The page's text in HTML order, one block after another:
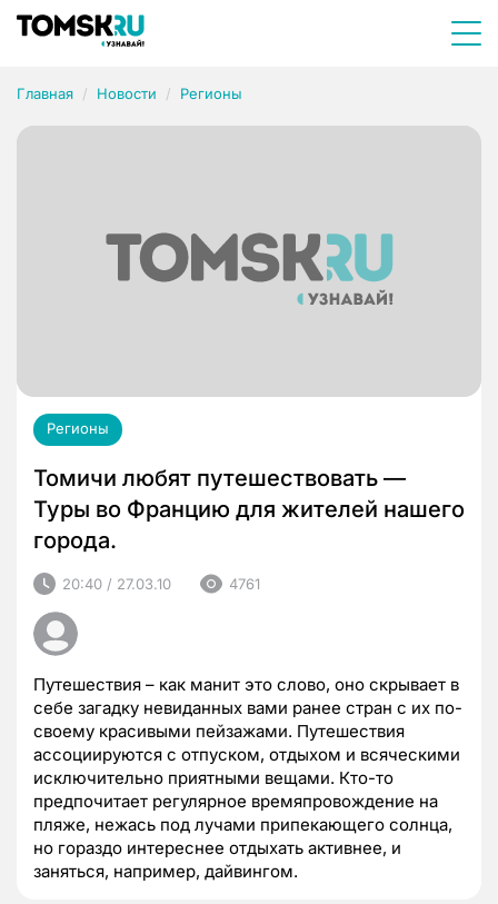
Главная Новости Регионы
Регионы
Томичи любят путешествовать —
Туры во Францию для жителей нашего
города.
20:40 / 27.03.10 4761
Путешествия – как манит это слово, оно скрывает в
себе загадку невиданных вами ранее стран с их по-
своему красивыми пейзажами. Путешествия
ассоциируются с отпуском, отдыхом и всяческими
исключительно приятными вещами. Кто-то
предпочитает регулярное времяпровождение на
пляже, нежась под лучами припекающего солнца,
но гораздо интереснее отдыхать активнее, и
заняться, например, дайвингом.